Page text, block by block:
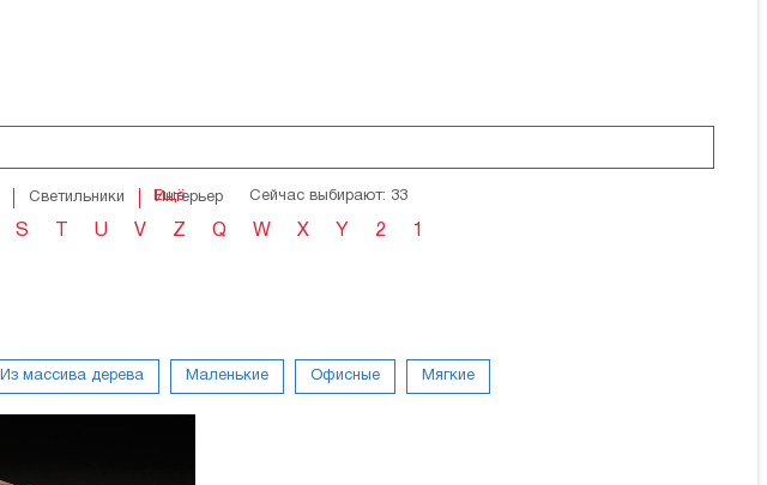
Ещё
Светильники Интерьер Сейчас выбирают: 33
S U V Z Q W X Y 2 1
Из массива дерева Маленькие Офисные Мягкие